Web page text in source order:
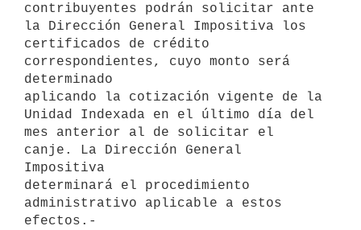
contribuyentes podrán solicitar ante
la Dirección General Impositiva los
certificados de crédito
correspondientes, cuyo monto será
determinado
aplicando la cotización vigente de la
Unidad Indexada en el último día del
mes anterior al de solicitar el
canje. La Dirección General
Impositiva
determinará el procedimiento
administrativo aplicable a estos
efectos.-